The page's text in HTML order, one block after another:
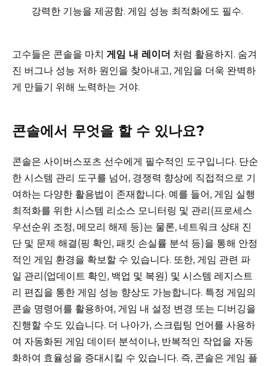
강력한 기능을 제공함. 게임 성능 최적화에도 필수.
고수들은 콘솔을 마치 게임 내 레이더 처럼 활용하지. 숨겨
진 버그나 성능 저하 원인을 찾아내고, 게임을 더욱 완벽하
게 만들기 위해 노력하는 거야.
콘솔에서 무엇을 할 수 있나요?
콘솔은 사이버스포츠 선수에게 필수적인 도구입니다. 단순
한 시스템 관리 도구를 넘어, 경쟁력 향상에 직접적으로 기
여하는 다양한 활용법이 존재합니다. 예를 들어, 게임 실행
최적화를 위한 시스템 리소스 모니터링 및 관리(프로세스
우선순위 조정, 메모리 해제 등)는 물론, 네트워크 상태 진
단 및 문제 해결(핑 확인, 패킷 손실률 분석 등)을 통해 안정
적인 게임 환경을 확보할 수 있습니다. 또한, 게임 관련 파
일 관리(업데이트 확인, 백업 및 복원) 및 시스템 레지스트
리 편집을 통한 게임 성능 향상도 가능합니다. 특정 게임의
콘솔 명령어를 활용하여, 게임 내 설정 변경 또는 디버깅을
진행할 수도 있습니다. 더 나아가, 스크립팅 언어를 사용하
여 자동화된 게임 데이터 분석이나, 반복적인 작업을 자동
화하여 효율성을 증대시킬 수 있습니다. 즉, 콘솔은 게임 플